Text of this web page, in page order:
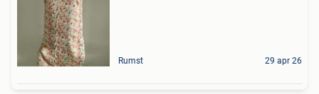
Rumst 29 apr 26